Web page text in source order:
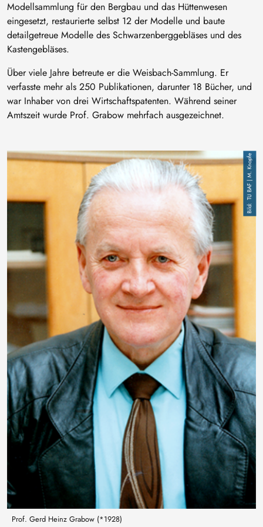
Modellsammlung für den Bergbau und das Hüttenwesen
eingesetzt, restaurierte selbst 12 der Modelle und baute
detailgetreue Modelle des Schwarzenberggebläses und des
Kastengebläses.
Über viele Jahre betreute er die Weisbach-Sammlung. Er
verfasste mehr als 250 Publikationen, darunter 18 Bücher, und
war Inhaber von drei Wirtschaftspatenten. Während seiner
Amtszeit wurde Prof. Grabow mehrfach ausgezeichnet.
Bild TU BAF | M. Knopfe
Prof. Gerd Heinz Grabow (*1928)